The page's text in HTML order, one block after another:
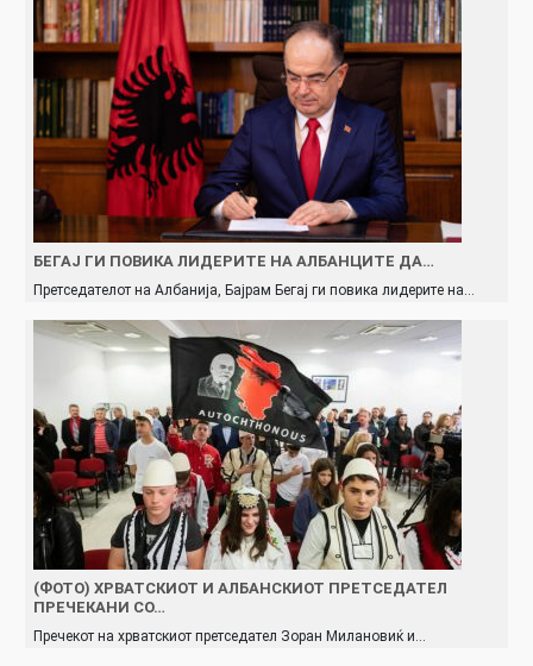
БЕГАЈ ГИ ПОВИКА ЛИДЕРИТЕ НА АЛБАНЦИТЕ ДА…
Претседателот на Албанија, Бајрам Бегај ги повика лидерите на…
(ФОТО) ХРВАТСКИОТ И АЛБАНСКИОТ ПРЕТСЕДАТЕЛ
ПРЕЧЕКАНИ СО…
Пречекот на хрватскиот претседател Зоран Милановиќ и…